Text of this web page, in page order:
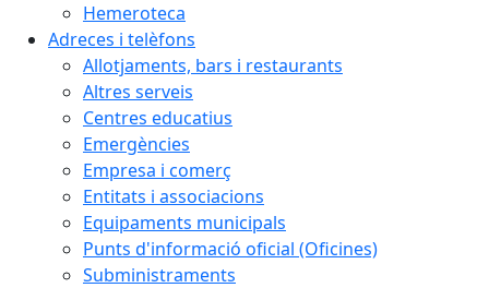
Hemeroteca
Adreces i telèfons
Allotjaments, bars i restaurants
Altres serveis
Centres educatius
Emergències
Empresa i comerç
Entitats i associacions
Equipaments municipals
Punts d'informació oficial (Oficines)
Subministraments